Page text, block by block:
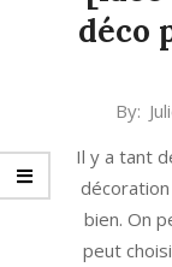
déco
2020-
10
By:
Il y a tant
bien. On
peut